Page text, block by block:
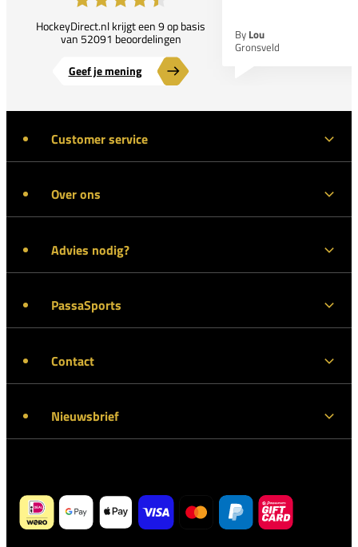
HockeyDirect.nl krijgt een 9 op basis
van 52091 beoordelingen
Geef je mening
By Lou
Gronsveld
Customer service
Over ons
Advies nodig?
PassaSports
Contact
Nieuwsbrief